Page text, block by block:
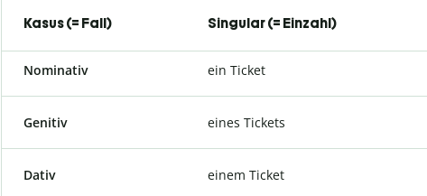
Kasus (= Fall) Singular (= Einzahl)
Nominativ ein Ticket
Genitiv eines Tickets
Dativ einem Ticket